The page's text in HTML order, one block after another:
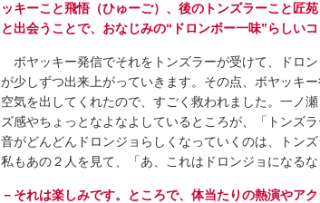
ッキーこと飛悟（ひゅーご）、後のトンズラーこと匠
と出会うことで、おなじみの“ドロンボー一味”らしい
ボヤッキー発信でそれをトンズラーが受けて、ドロ
が少しずつ出来上がっていきます。その点、ボヤッキ
空気を出してくれたので、すごく救われました。一ノ
ズ感やちょっとなよなよしているところが、「トンズ
音がどんどんドロンジョらしくなっていくのは、トン
私もあの２人を見て、「あ、これはドロンジョになるな
－それは楽しみです。ところで、体当たりの熱演やア